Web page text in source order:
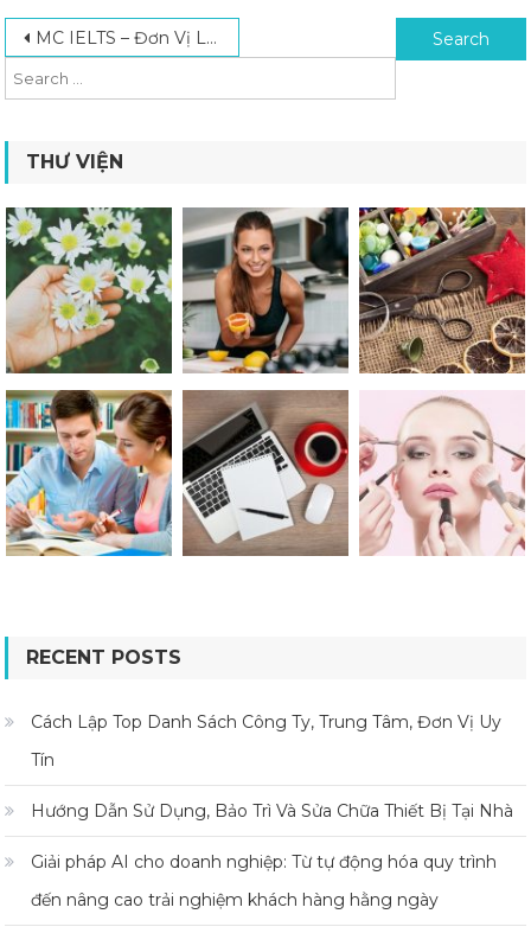
Post navigation
MC IELTS – Đơn Vị Luyện Thi IELTS Uy Tín Hàng Đầu Hiện Nay Search for:
THƯ VIỆN
RECENT POSTS
Cách Lập Top Danh Sách Công Ty, Trung Tâm, Đơn Vị Uy
Tín
Hướng Dẫn Sử Dụng, Bảo Trì Và Sửa Chữa Thiết Bị Tại Nhà
Giải pháp AI cho doanh nghiệp: Từ tự động hóa quy trình
đến nâng cao trải nghiệm khách hàng hằng ngày